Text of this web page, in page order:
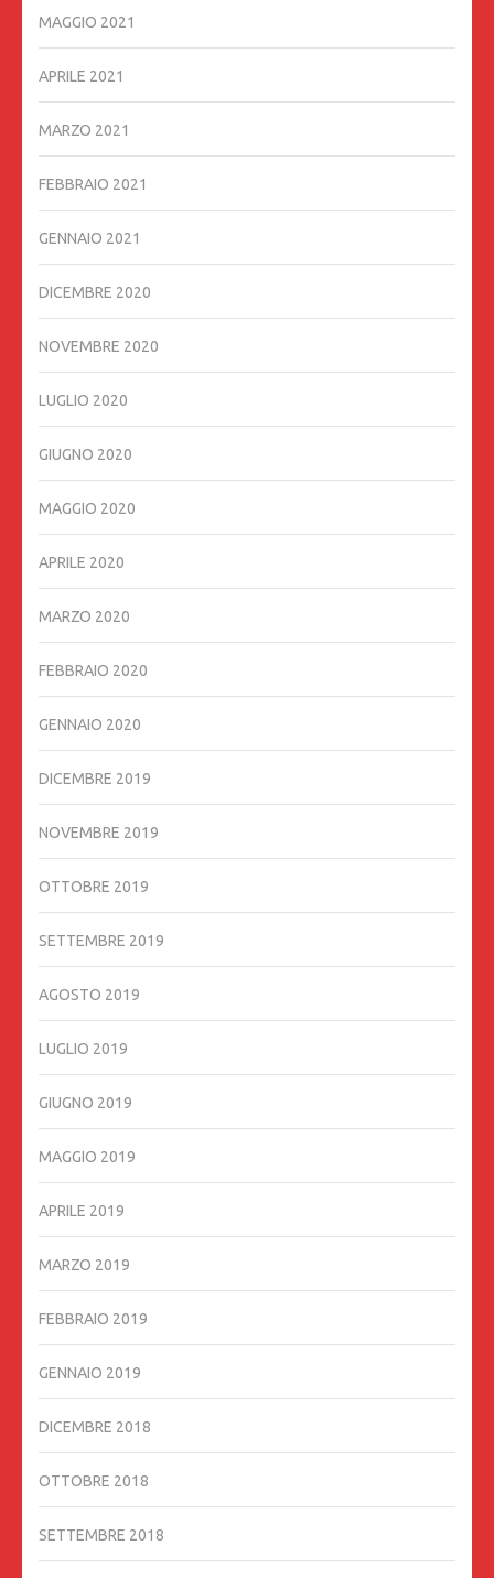
MAGGIO 2021
APRILE 2021
MARZO 2021
FEBBRAIO 2021
GENNAIO 2021
DICEMBRE 2020
NOVEMBRE 2020
LUGLIO 2020
GIUGNO 2020
MAGGIO 2020
APRILE 2020
MARZO 2020
FEBBRAIO 2020
GENNAIO 2020
DICEMBRE 2019
NOVEMBRE 2019
OTTOBRE 2019
SETTEMBRE 2019
AGOSTO 2019
LUGLIO 2019
GIUGNO 2019
MAGGIO 2019
APRILE 2019
MARZO 2019
FEBBRAIO 2019
GENNAIO 2019
DICEMBRE 2018
OTTOBRE 2018
SETTEMBRE 2018